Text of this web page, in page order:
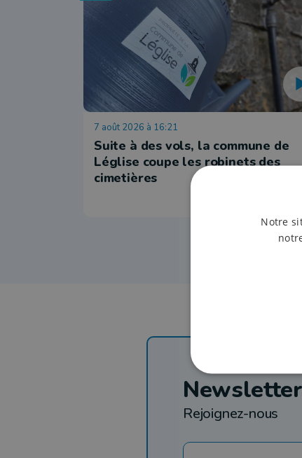
7 août 2026 à 16:21
Suite à des vols, la commune de
Léglise coupe les robinets des
cimetières
Newsletter
Rejoignez-nous
Notre